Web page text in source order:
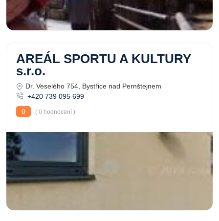
AREÁL SPORTU A KULTURY
s.r.o.
Dr. Veselého 754, Bystřice nad Pernštejnem
+420 739 095 699
0
( 0 hodnocení )